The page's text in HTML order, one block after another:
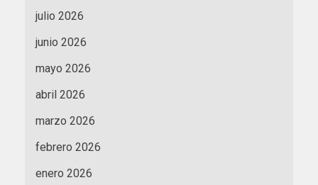
julio 2026
junio 2026
mayo 2026
abril 2026
marzo 2026
febrero 2026
enero 2026